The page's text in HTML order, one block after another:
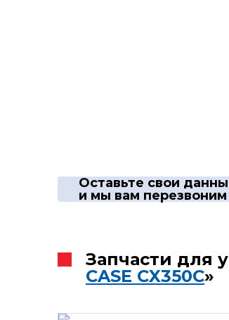
Оставьте свои
и мы вам перезвоним
Запчасти для
CASE CX350C»